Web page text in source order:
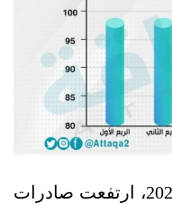
وبالعودة إلى أرقام مايو/أيار 2023، ارتفعت صادرات